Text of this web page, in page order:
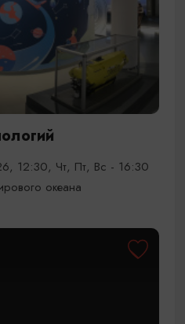
12:30, Чт, Пт, Вс - 16:30
океана